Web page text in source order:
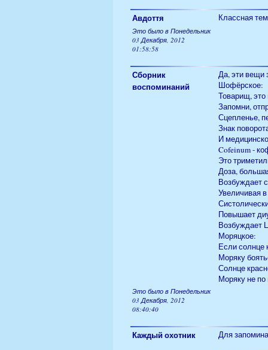
Авдоття Классная
Это было в Понедельник
03 Декабря, 2012
01:58:58
Сборник
воспоминаний
Да, эти вещи
Шофёрское:
Товарищ,
Запомни,
Сцепленье,
Знак
И
Cofeinum -
Это
Доза,
Возбуждает
Увеличивая
Повышает
Возбуждает
Моряцкое:
Если солнце
Моряку
Солнце
Моряку не по
Это было в Понедельник
03 Декабря, 2012
08:40:40
Каждый охотник
Для